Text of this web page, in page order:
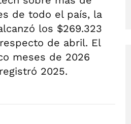
de todo el país, la
los $269.323
de abril. El
meses de 2026
2025.